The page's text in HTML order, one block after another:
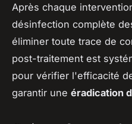
Après chaque
désinfection complète
éliminer toute trace de
post-traitement est
pour vérifier l'efficacité
garantir une éradication